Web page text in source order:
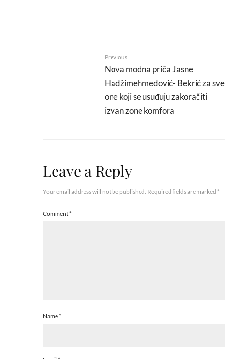
Previous
Nova modna priča Jasne
Hadžimehmedović- Bekrić za sve
one koji se usuđuju zakoračiti
izvan zone komfora
Leave a Reply
Your email address will not be published. Required fields are marked *
Comment*
Name*